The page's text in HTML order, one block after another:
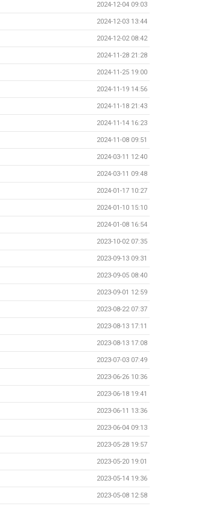
2024-12-04 09:03
2024-12-03 13:44
2024-12-02 08:42
2024-11-28 21:28
2024-11-25 19:00
2024-11-19 14:56
2024-11-18 21:43
2024-11-14 16:23
2024-11-08 09:51
2024-03-11 12:40
2024-03-11 09:48
2024-01-17 10:27
2024-01-10 15:10
2024-01-08 16:54
2023-10-02 07:35
2023-09-13 09:31
2023-09-05 08:40
2023-09-01 12:59
2023-08-22 07:37
2023-08-13 17:11
2023-08-13 17:08
2023-07-03 07:49
2023-06-26 10:36
2023-06-18 19:41
2023-06-11 13:36
2023-06-04 09:13
2023-05-28 19:57
2023-05-20 19:01
2023-05-14 19:36
2023-05-08 12:58